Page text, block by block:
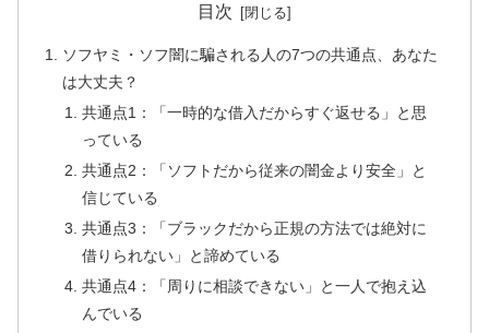
目次
ソフヤミ・ソフ闇に騙される人の7つの共通点、あなた
は大丈夫？
共通点1：「一時的な借入だからすぐ返せる」と思
っている
共通点2：「ソフトだから従来の闇金より安全」と
信じている
共通点3：「ブラックだから正規の方法では絶対に
借りられない」と諦めている
共通点4：「周りに相談できない」と一人で抱え込
んでいる